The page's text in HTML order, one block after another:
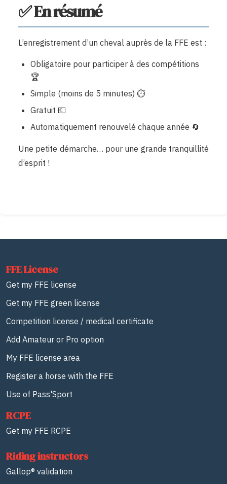
✅ En résumé
L’enregistrement d’un cheval auprès de la FFE est :
Obligatoire pour participer à des compétitions
🏆
Simple (moins de 5 minutes) ⏱️
Gratuit 💶
Automatiquement renouvelé chaque année 🔄
Une petite démarche… pour une grande tranquillité
d’esprit !
FFE License
Get my FFE license
Get my FFE green license
Competition license / medical certificate
Add Amateur or Pro option
My FFE license area
Register a horse with the FFE
Use of Pass'Sport
RCPE
Get my FFE RCPE
Riding instructors
Gallop® validation